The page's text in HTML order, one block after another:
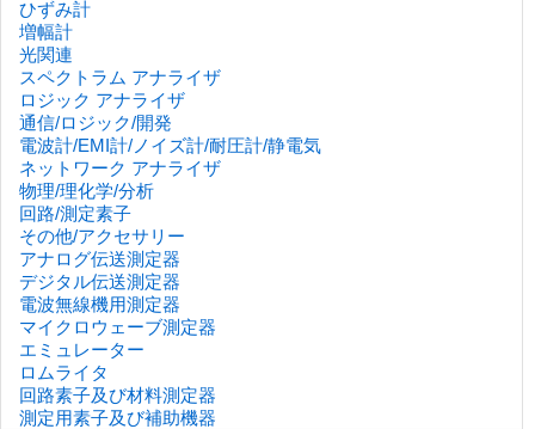
ひずみ計
増幅計
光関連
スペクトラム アナライザ
ロジック アナライザ
通信/ロジック/開発
電波計/EMI計/ノイズ計/耐圧計/静電気
ネットワーク アナライザ
物理/理化学/分析
回路/測定素子
その他/アクセサリー
アナログ伝送測定器
デジタル伝送測定器
電波無線機用測定器
マイクロウェーブ測定器
エミュレーター
ロムライタ
回路素子及び材料測定器
測定用素子及び補助機器